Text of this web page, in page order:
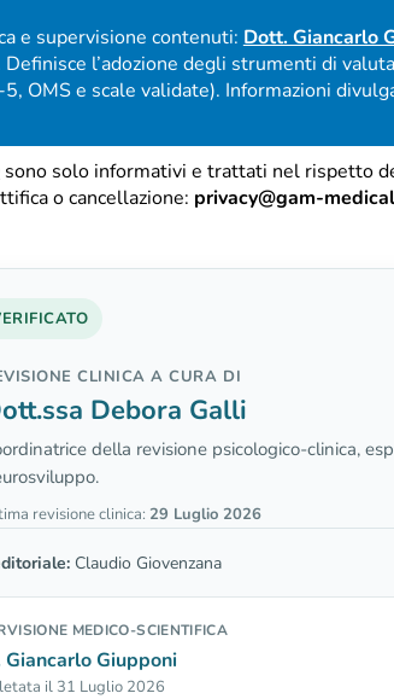
e supervisione contenuti: Dott. Giancarlo
l’adozione degli strumenti di
OMS e scale validate). Informazioni
sono solo informativi e trattati nel rispetto
o cancellazione: privacy@gam-
CLINICA A CURA DI
Debora Galli
della revisione psicologico-clinica,
revisione clinica: 29 Luglio 2026
Claudio Giovenzana
MEDICO-SCIENTIFICA
Giancarlo Giupponi
il 31 Luglio 2026